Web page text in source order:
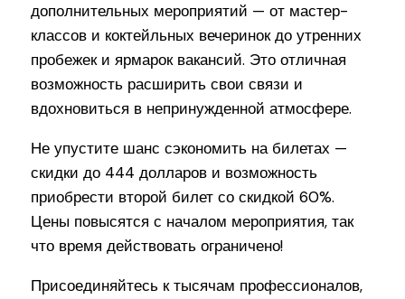
дополнительных мероприятий — от мастер-
классов и коктейльных вечеринок до утренних
пробежек и ярмарок вакансий. Это отличная
возможность расширить свои связи и
вдохновиться в непринужденной атмосфере.
Не упустите шанс сэкономить на билетах —
скидки до 444 долларов и возможность
приобрести второй билет со скидкой 60%.
Цены повысятся с началом мероприятия, так
что время действовать ограничено!
Присоединяйтесь к тысячам профессионалов,